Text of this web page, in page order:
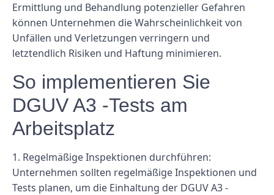
Ermittlung und Behandlung potenzieller Gefahren
können Unternehmen die Wahrscheinlichkeit von
Unfällen und Verletzungen verringern und
letztendlich Risiken und Haftung minimieren.
So implementieren Sie
DGUV A3 -Tests am
Arbeitsplatz
1. Regelmäßige Inspektionen durchführen:
Unternehmen sollten regelmäßige Inspektionen und
Tests planen, um die Einhaltung der DGUV A3 -